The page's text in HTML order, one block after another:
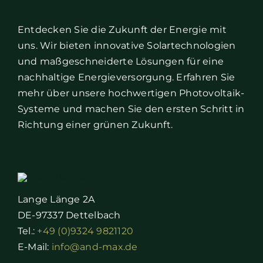
Entdecken Sie die Zukunft der Energie mit
uns. Wir bieten innovative Solartechnologien
und maßgeschneiderte Lösungen für eine
nachhaltige Energieversorgung. Erfahren Sie
mehr über unsere hochwertigen Photovoltaik-
Systeme und machen Sie den ersten Schritt in
Richtung einer grünen Zukunft.
Lange Länge 2A
DE-97337 Dettelbach
Tel.: +49 (0)9324 9821120
E-Mail: info@and-max.de